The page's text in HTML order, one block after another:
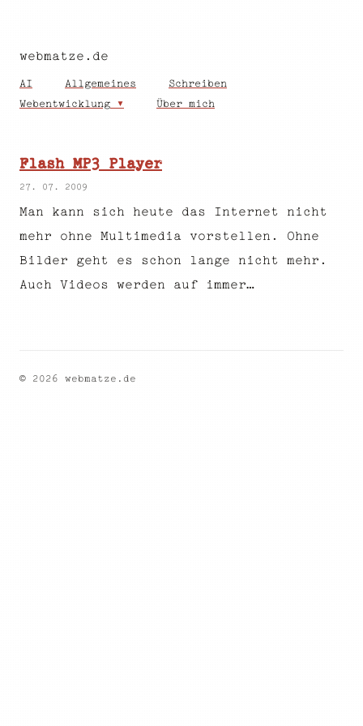
webmatze.de
AI Allgemeines Schreiben
Webentwicklung Über mich
Flash MP3 Player
27. 07. 2009
Man kann sich heute das Internet nicht
mehr ohne Multimedia vorstellen. Ohne
Bilder geht es schon lange nicht mehr.
Auch Videos werden auf immer…
© 2026 webmatze.de